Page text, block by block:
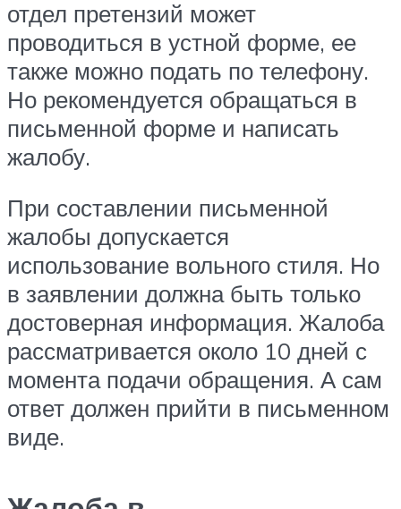
отдел претензий может
проводиться в устной форме, ее
также можно подать по телефону.
Но рекомендуется обращаться в
письменной форме и написать
жалобу.
При составлении письменной
жалобы допускается
использование вольного стиля. Но
в заявлении должна быть только
достоверная информация. Жалоба
рассматривается около 10 дней с
момента подачи обращения. А сам
ответ должен прийти в письменном
виде.